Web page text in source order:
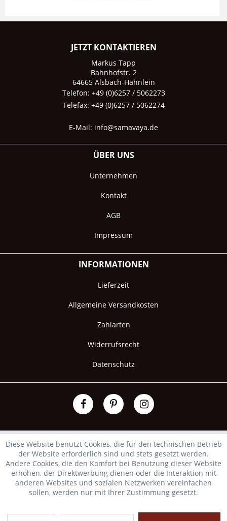
JETZT KONTAKTIEREN
Markus Tapp
Bahnhofstr. 2
64665 Alsbach-Hähnlein
Telefon: +49 (0)6257 / 5062273
Telefax: +49 (0)6257 / 5062274
E-Mail: info@samavaya.de
ÜBER UNS
Unternehmen
Kontakt
AGB
Impressum
INFORMATIONEN
Lieferzeit
Allgemeine Versandkosten
Zahlarten
Widerrufsrecht
Datenschutz
Diese Website benutzt Cookies, die für den technischen Betrieb
der Website erforderlich sind und stets gesetzt werden.
Andere Cookies, die den Komfort bei Benutzung dieser Website
erhöhen, der Direktwerbung dienen oder die Interaktion mit
anderen Websites und sozialen Netzwerken vereinfachen
sollen, werden nur mit Ihrer Zustimmung gesetzt.